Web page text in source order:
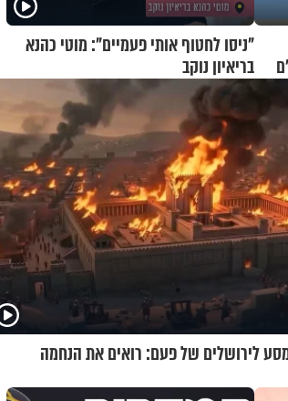
"ניסו לחטוף אותי פעמיים": מוטי כהנא
בריאיון נוקב
לירושלים של פעם: רואים את הנחמה